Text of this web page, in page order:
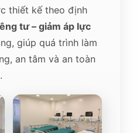
thiết kế theo định
tư – giảm áp lực
giúp quá trình làm
an tâm và an toàn